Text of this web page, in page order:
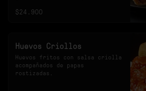
achiotado, lechuga, queso y
$24.900
Huevos Criollos
Huevos fritos con salsa criolla
acompañados de papas
rostizadas.